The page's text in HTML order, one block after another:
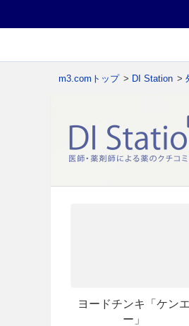
m3.comトップ > DI Station >
ヨードチンキ「ケンエ
ー」